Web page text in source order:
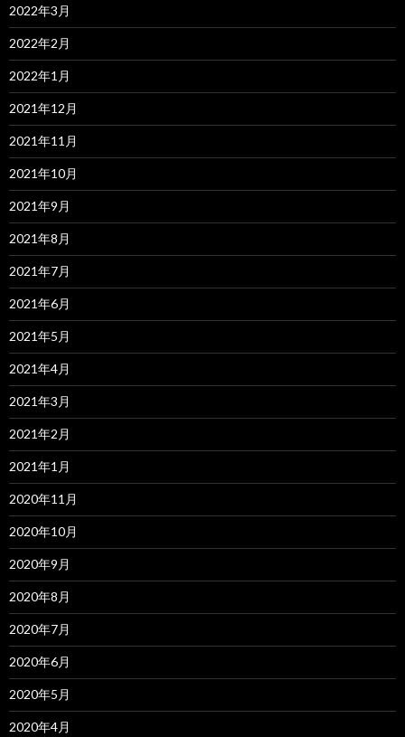
2022年3月
2022年2月
2022年1月
2021年12月
2021年11月
2021年10月
2021年9月
2021年8月
2021年7月
2021年6月
2021年5月
2021年4月
2021年3月
2021年2月
2021年1月
2020年11月
2020年10月
2020年9月
2020年8月
2020年7月
2020年6月
2020年5月
2020年4月